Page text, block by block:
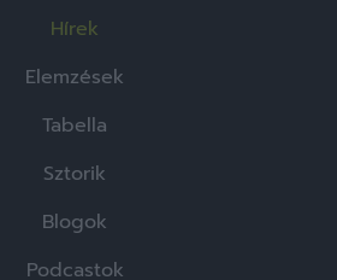
Hírek
Elemzések
Tabella
Sztorik
Blogok
Podcastok